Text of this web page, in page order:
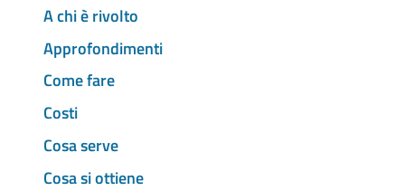
A chi è rivolto
Approfondimenti
Come fare
Costi
Cosa serve
Cosa si ottiene